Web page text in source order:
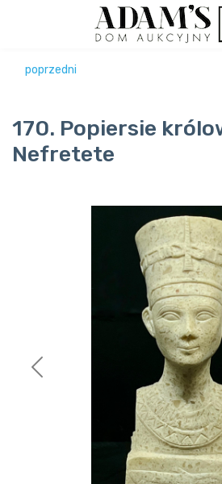
poprzedni
170. Popiersie
Nefretete
Previous